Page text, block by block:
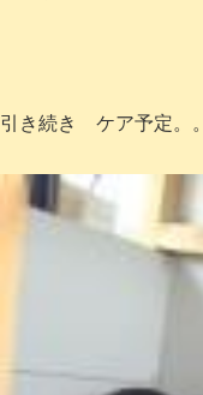
引き続き ケア予定。。